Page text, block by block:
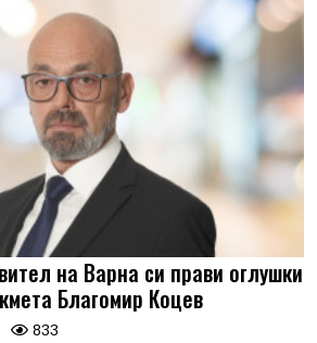
на Варна си прави оглушки
Благомир Коцев
833